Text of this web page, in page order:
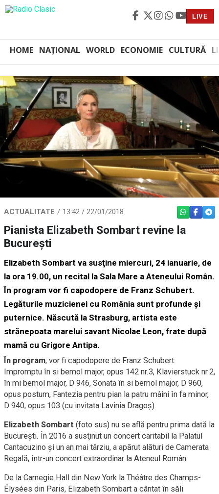
LIVE
HOME NAȚIONAL WORLD ECONOMIE CULTURĂ
ACTUALITATE 13:42 / 22/01/2018 WHATSAPP
Pianista Elizabeth Sombart revine la
Bucureşti
Elizabeth Sombart va susţine miercuri, 24 ianuarie, de
la ora 19.00, un recital la Sala Mare a Ateneului Român.
În program vor fi capodopere de Franz Schubert.
Legăturile muzicienei cu România sunt profunde şi
puternice. Născută la Strasburg, artista este
strănepoata marelui savant Nicolae Leon, frate după
mamă cu Grigore Antipa.
În program, vor fi capodopere de Franz Schubert:
Impromptu în si bemol major, opus 142 nr.3, Klavierstuck nr.2,
în mi bemol major, D 946, Sonata în si bemol major, D 960,
opus postum, Fantezia pentru pian la patru mâini în fa minor,
D 940, opus 103 (cu invitata Lavinia Dragoş).
Elizabeth Sombart (foto sus) nu se află pentru prima dată la
Bucureşti. În 2016 a susţinut un concert caritabil la Palatul
Cantacuzino şi un an mai târziu, a apărut alături de Camerata
Regală, într-un concert extraordinar la Ateneul Român.
De la Carnegie Hall din New York la Théâtre des Champs-
Élysées din Paris, Elizabeth Sombart a cântat în săli